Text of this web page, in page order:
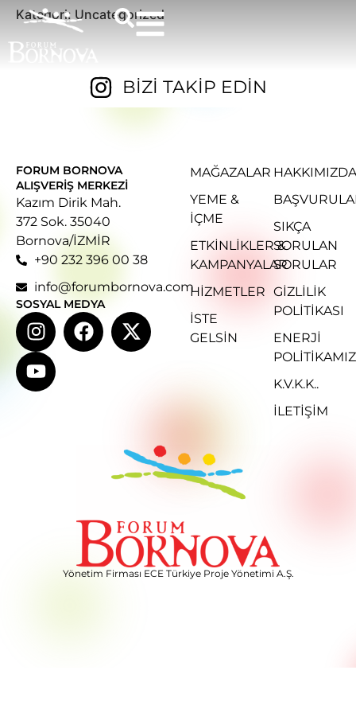
Kategori: Uncategorized
BİZİ TAKİP EDİN
FORUM BORNOVA
ALIŞVERIŞ MERKEZI
Kazım Dirik Mah.
372 Sok. 35040
Bornova/İZMİR
+90 232 396 00 38
info@forumbornova.com
SOSYAL MEDYA
MAĞAZALAR
YEME &
İÇME
ETKINLIKLER &
KAMPANYALAR
HIZMETLER
İSTE
GELSIN
HAKKIMIZDA
SIKÇA
SORULAN
SORULAR
GIZLILIK
POLITIKASI
ENERJI
POLITIKAMIZ
K.V.K.K..
İLETİŞİM
Yönetim Firması ECE Türkiye Proje Yönetimi A.Ş.